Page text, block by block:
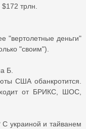
трлн.
"вертолетные деньги"
"своим").
Б.
США обанкротится.
от БРИКС, ШОС,
украиной и тайванем